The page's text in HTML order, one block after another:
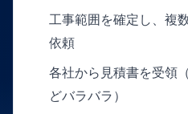
工事範囲を確定し、複
依頼
各社から見積書を受領
どバラバラ）